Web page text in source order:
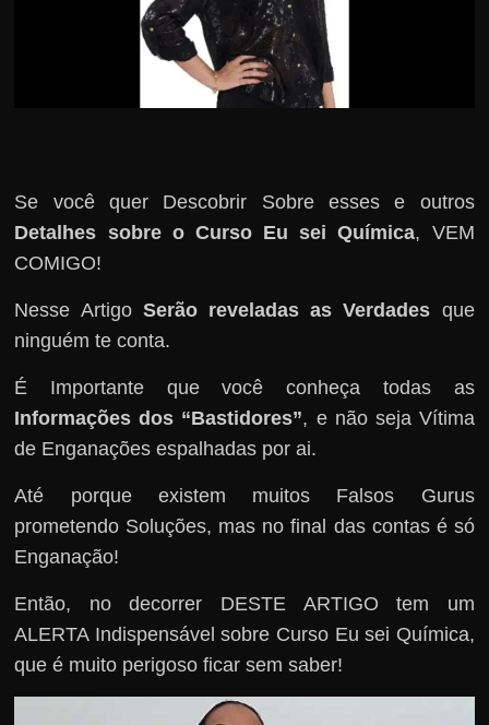
Se você quer Descobrir Sobre esses e outros
Detalhes sobre o Curso Eu sei Química, VEM
COMIGO!
Nesse Artigo Serão reveladas as Verdades que
ninguém te conta.
É Importante que você conheça todas as
Informações dos “Bastidores”, e não seja Vítima
de Enganações espalhadas por ai.
Até porque existem muitos Falsos Gurus
prometendo Soluções, mas no final das contas é só
Enganação!
Então, no decorrer DESTE ARTIGO tem um
ALERTA Indispensável sobre Curso Eu sei Química,
que é muito perigoso ficar sem saber!